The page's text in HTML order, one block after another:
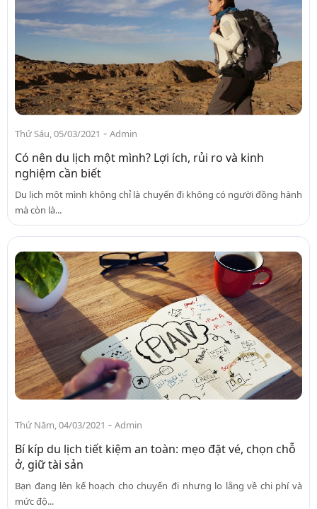
Thứ Sáu, 05/03/2021 - Admin
Có nên du lịch một mình? Lợi ích, rủi ro và kinh
nghiệm cần biết
Du lịch một mình không chỉ là chuyến đi không có người đồng hành
mà còn là...
Thứ Năm, 04/03/2021 - Admin
Bí kíp du lịch tiết kiệm an toàn: mẹo đặt vé, chọn chỗ
ở, giữ tài sản
Bạn đang lên kế hoạch cho chuyến đi nhưng lo lắng về chi phí và
mức độ...